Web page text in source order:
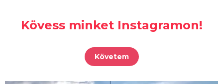
Kövess minket Instagramon!
Követem